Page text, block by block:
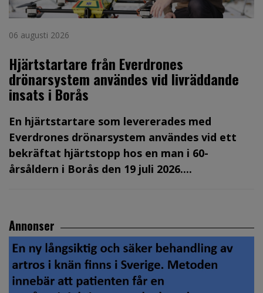
06 augusti 2026
Hjärtstartare från Everdrones
drönarsystem användes vid livräddande
insats i Borås
En hjärtstartare som levererades med
Everdrones drönarsystem användes vid ett
bekräftat hjärtstopp hos en man i 60-
årsåldern i Borås den 19 juli 2026....
Annonser